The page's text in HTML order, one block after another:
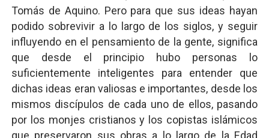
Tomás de Aquino. Pero para que sus ideas hayan
podido sobrevivir a lo largo de los siglos, y seguir
influyendo en el pensamiento de la gente, significa
que desde el principio hubo personas lo
suficientemente inteligentes para entender que
dichas ideas eran valiosas e importantes, desde los
mismos discípulos de cada uno de ellos, pasando
por los monjes cristianos y los copistas islámicos
que preservaron sus obras a lo largo de la Edad